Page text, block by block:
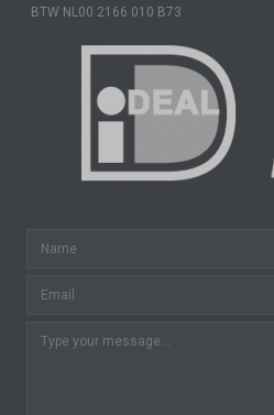
BTW NL00 2166 010 B73